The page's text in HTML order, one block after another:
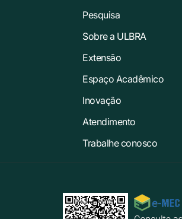
Pesquisa
Sobre a ULBRA
Extensão
Espaço Acadêmico
Inovação
Atendimento
Trabalhe conosco